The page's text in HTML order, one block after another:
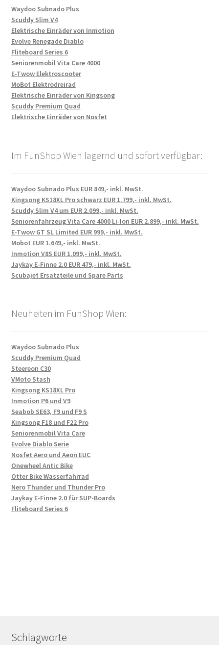
Waydoo Subnado Plus
Scuddy Slim V4
Elektrische Einräder von Inmotion
Evolve Renegade Diablo
Fliteboard Series 6
Seniorenmobil Vita Care 4000
E-Twow Elektroscooter
MoBot Elektrodreirad
Elektrische Einräder von Kingsong
Scuddy Premium Quad
Elektrische Einräder von Nosfet
Im FunShop Wien lagernd und sofort verfügbar:
Waydoo Subnado Plus EUR 849,- inkl. MwSt.
Kingsong KS18XL Pro schwarz EUR 1.799,- inkl. MwSt.
Scuddy Slim V4 um EUR 2.099,- inkl. MwSt.
Seniorenfahrzeug Vita Care 4000 Li-Ion EUR 2.899,- inkl. MwSt.
E-Twow GT SL Limited EUR 999,- inkl. MwSt.
Mobot EUR 1.649,- inkl. MwSt.
Inmotion V8S EUR 1.099,- inkl. MwSt.
Jaykay E-Finne 2.0 EUR 479,- inkl. MwSt.
Scubajet Ersatzteile und Spare Parts
Neuheiten im FunShop Wien:
Waydoo Subnado Plus
Scuddy Premium Quad
Steereon C30
VMoto Stash
Kingsong KS18XL Pro
Inmotion P6 und V9
Seabob SE63, F9 und F9 S
Kingsong F18 und F22 Pro
Seniorenmobil Vita Care
Evolve Diablo Serie
Nosfet Aero und Aeon EUC
Onewheel Antic Bike
Otter Bike Wasserfahrrad
Nero Thunder und Thunder Pro
Jaykay E-Finne 2.0 für SUP-Boards
Fliteboard Series 6
Schlagworte